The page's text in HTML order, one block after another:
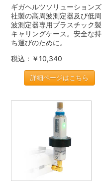
ギガヘルツソリューションズ
社製の高周波測定器及び低周
波測定器専用プラスチック製
キャリングケース。安全な持
ち運びのために。
税込：￥10,340
詳細ページはこちら